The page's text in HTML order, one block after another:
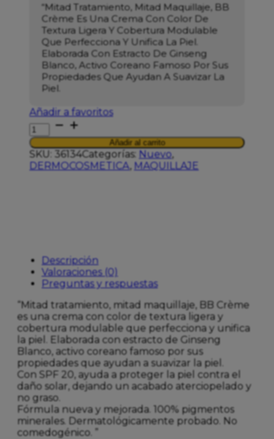
“Mitad Tratamiento, Mitad Maquillaje, BB
Crème Es Una Crema Con Color De
Textura Ligera Y Cobertura Modulable
Que Perfecciona Y Unifica La Piel.
Elaborada Con Estracto De Ginseng
Blanco, Activo Coreano Famoso Por Sus
Propiedades Que Ayudan A Suavizar La
Piel.
Añadir a favoritos
ERBORIAN
BB
CREME
NUDE
40ML
Añadir al carrito
SKU: 36134Categorías: Nuevo,
DERMOCOSMETICA, MAQUILLAJE
Descripción
Valoraciones (0)
Preguntas y respuestas
“Mitad tratamiento, mitad maquillaje, BB Crème
es una crema con color de textura ligera y
cobertura modulable que perfecciona y unifica
la piel. Elaborada con estracto de Ginseng
Blanco, activo coreano famoso por sus
propiedades que ayudan a suavizar la piel.
Con SPF 20, ayuda a proteger la piel contra el
daño solar, dejando un acabado aterciopelado y
no graso.
Fórmula nueva y mejorada. 100% pigmentos
minerales. Dermatológicamente probado. No
comedogénico. ”